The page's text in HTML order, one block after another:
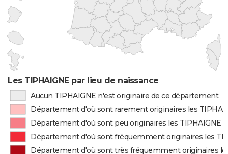
Les TIPHAIGNE par lieu de naissance
Aucun TIPHAIGNE n'est originaire de ce département
Département d'où sont rarement originaires les
Département d'où sont peu originaires les TIPHAIGNE
Département d'où sont fréquemment originaires les
Département d'où sont très fréquemment originaires